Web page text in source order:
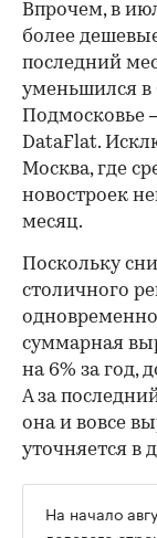
Впрочем, в
более
последний
уменьшился в
Подмосковье
DataFlat.
Москва, где
новостроек
месяц.
Поскольку
столичного
одновременно
суммарная
на 6% за год,
А за
она и вовсе
уточняется в
На начало